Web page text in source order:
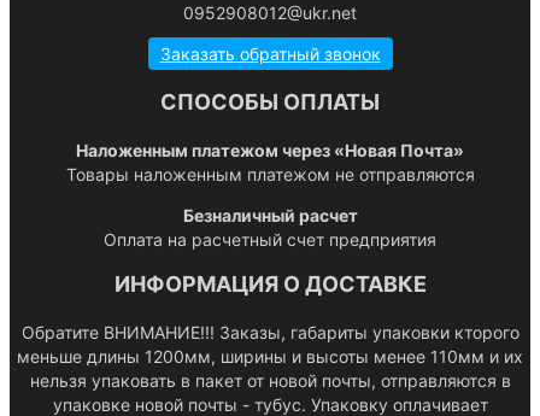
0952908012@ukr.net
Заказать обратный звонок
СПОСОБЫ ОПЛАТЫ
Наложенным платежом через «Новая Почта»
Товары наложенным платежом не отправляются
Безналичный расчет
Оплата на расчетный счет предприятия
ИНФОРМАЦИЯ О ДОСТАВКЕ
Обратите ВНИМАНИЕ!!! Заказы, габариты упаковки кторого
меньше длины 1200мм, ширины и высоты менее 110мм и их
нельзя упаковать в пакет от новой почты, отправляются в
упаковке новой почты - тубус. Упаковку оплачивает